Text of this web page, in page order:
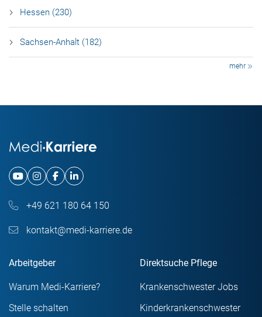
Hessen (230)
Sachsen-Anhalt (182)
mehr
+49 621 180 64 150
kontakt@medi-karriere.de
Arbeitgeber
Warum Medi-Karriere?
Stelle schalten
Direktsuche Pflege
Krankenschwester Jobs
Kinderkrankenschwester